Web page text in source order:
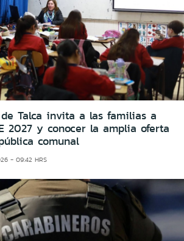
Talca invita a las familias a
2027 y conocer la amplia oferta
comunal
- 09:42 HRS